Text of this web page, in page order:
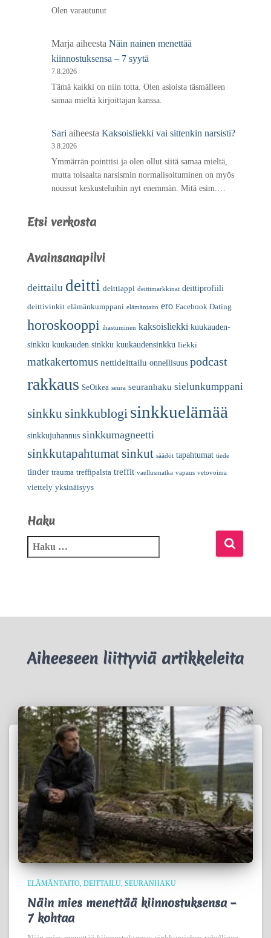
Olen varautunut
Marja aiheesta Näin nainen menettää
kiinnostuksensa – 7 syytä
7.8.2026
Tämä kaikki on niin totta. Olen asioista täsmälleen
samaa mieltä kirjoittajan kanssa.
Sari aiheesta Kaksoisliekki vai sittenkin narsisti?
3.8.2026
Ymmärrän pointtisi ja olen ollut siitä samaa mieltä,
mutta toisaalta narsismin normalisoituminen on myös
noussut keskusteluihin nyt enemmän. Mitä esim.…
Etsi verkosta
Avainsanapilvi
deittailu deitti deittiappi deittimarkkinat deittiprofiili
deittivinkit elämänkumppani elämäntaito ero Facebook Dating
horoskooppi ihastuminen kaksoisliekki kuukauden-
sinkku kuukauden sinkku kuukaudensinkku liekki
matkakertomus nettideittailu onnellisuus podcast
rakkaus SeOikea seura seuranhaku sielunkumppani
sinkku sinkkublogi sinkkuelämää
sinkkujuhannus sinkkumagneetti
sinkkutapahtumatsinkut säädöt tapahtumat tiede
tinder trauma treffipalsta treffit vaellusmatka vapaus vetovoima
viettely yksinäisyys
Haku
Aiheeseen liittyviä artikkeleita
ELÄMÄNTAITO DEITTAILU SEURANHAKU
Näin mies menettää kiinnostuksensa –
7 kohtaa